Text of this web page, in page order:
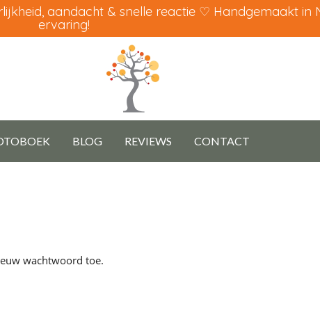
aandacht & snelle reactie ♡ Handgemaakt in
ervaring!
BLOG REVIEWS CONTACT
wachtwoord toe.